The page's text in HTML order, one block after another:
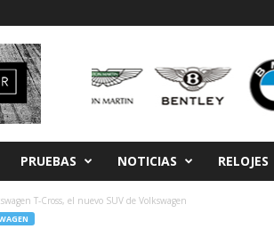
PRUEBAS NOTICIAS RELOJES
T-Cross, el nuevo SUV de Volkswagen